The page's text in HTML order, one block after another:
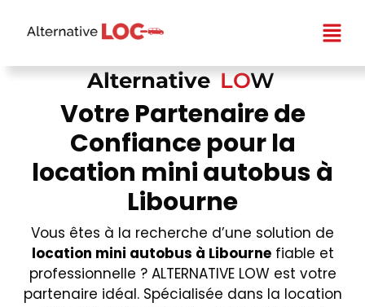
AlternativeLOW
Votre Partenaire de
Confiance pour la
location mini autobus à
Libourne
Vous êtes à la recherche d’une solution de
location mini autobus à Libournefiable et
professionnelle ? ALTERNATIVE LOW est votre
partenaire idéal. Spécialisée dans la location